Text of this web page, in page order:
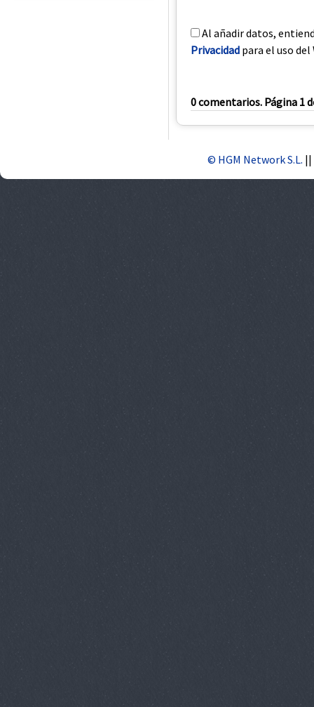
Al añadir datos,
Privacidad para el uso del
0 comentarios. Página 1
© HGM Network S.L. ||